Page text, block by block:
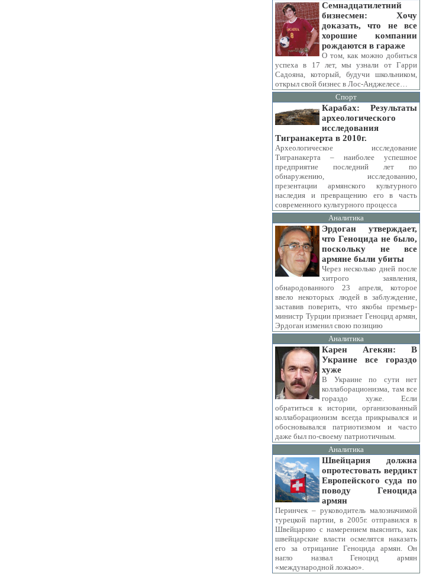
Семнадцатилетний
бизнесмен: Хочу
доказать, что не все
хорошие компании
рождаются в гараже
О том, как можно добиться
успеха в 17 лет, мы узнали от Гарри
Садояна, который, будучи школьником,
открыл свой бизнес в Лос-Анджелесе…
Спорт
Карабах: Результаты
археологического
исследования
Тигранакерта в 2010г.
Археологическое исследование
Тигранакерта – наиболее успешное
предприятие последний лет по
обнаружению, исследованию,
презентации армянского культурного
наследия и превращению его в часть
современного культурного процесса
Аналитика
Эрдоган утверждает,
что Геноцида не было,
поскольку не все
армяне были убиты
Через несколько дней после
хитрого заявления,
обнародованного 23 апреля, которое
ввело некоторых людей в заблуждение,
заставив поверить, что якобы премьер-
министр Турции признает Геноцид армян,
Эрдоган изменил свою позицию
Аналитика
Карен Агекян: В
Украине все гораздо
хуже
В Украине по сути нет
коллаборационизма, там все
гораздо хуже. Если
обратиться к истории, организованный
коллаборационизм всегда прикрывался и
обосновывался патриотизмом и часто
даже был по-своему патриотичным.
Аналитика
Швейцария должна
опротестовать вердикт
Европейского суда по
поводу Геноцида
армян
Перинчек – руководитель малозначимой
турецкой партии, в 2005г. отправился в
Швейцарию с намерением выяснить, как
швейцарские власти осмелятся наказать
его за отрицание Геноцида армян. Он
нагло назвал Геноцид армян
«международной ложью».